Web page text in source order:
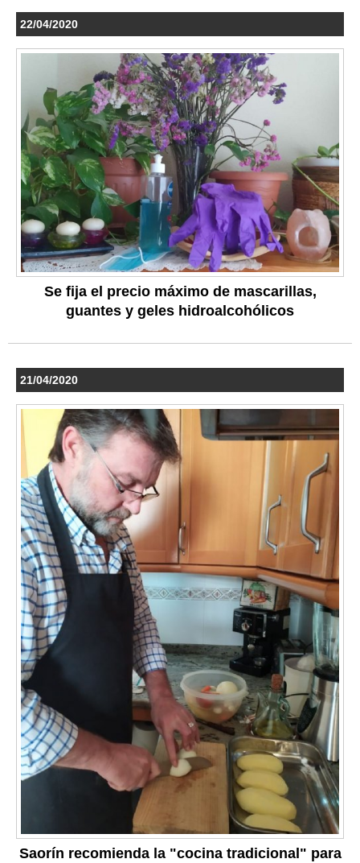
22/04/2020
Se fija el precio máximo de mascarillas,
guantes y geles hidroalcohólicos
21/04/2020
Saorín recomienda la "cocina tradicional" para